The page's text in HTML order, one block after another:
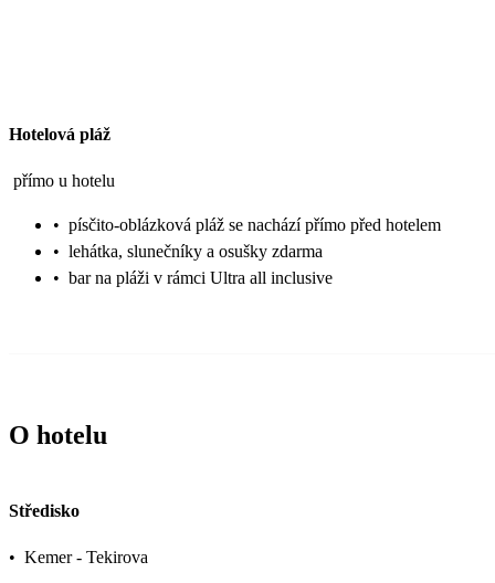
Hotelová pláž
přímo u hotelu
• písčito-oblázková pláž se nachází přímo před hotelem
• lehátka, slunečníky a osušky zdarma
• bar na pláži v rámci Ultra all inclusive
O hotelu
Středisko
• Kemer - Tekirova